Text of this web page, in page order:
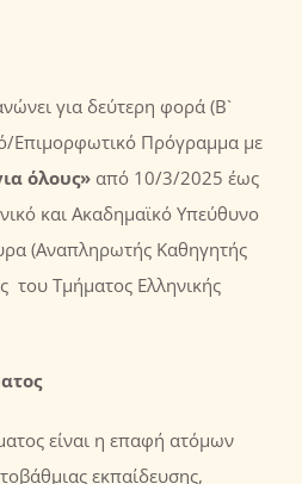
για δεύτερη φορά (Β`
Επιμορφωτικό Πρόγραμμα με
όλους» από 10/3/2025 έως
και Ακαδημαϊκό Υπεύθυνο
(Αναπληρωτής Καθηγητής
του Τμήματος Ελληνικής
είναι η επαφή ατόμων
εκπαίδευσης,